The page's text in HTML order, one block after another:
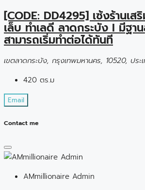
[CODE: DD4295] เซ้งร้านเ
เล็บ ทำเลดี ลาดกระบัง I มีฐา
สามารถเริ่มทำต่อได้ทันที
เขตลาดกระบัง, กรุงเทพมหานคร, 10520, ประ
420 ตร.ม
Email
Contact me
AMmillionaire Admin